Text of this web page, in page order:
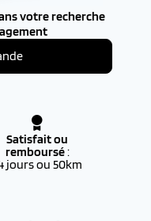
votre recherche
Satisfait ou
remboursé:
jours ou 50km